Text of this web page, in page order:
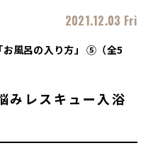
2021.12.03 Fri
お風呂の入り方」 ⑤（全5
みレスキュー入浴